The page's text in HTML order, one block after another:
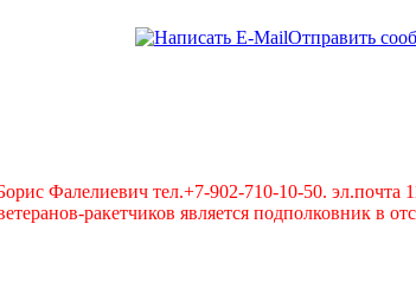
Отправить
Фалелиевич тел.+7-902-710-10-50.
ракетчиков является подполковник в